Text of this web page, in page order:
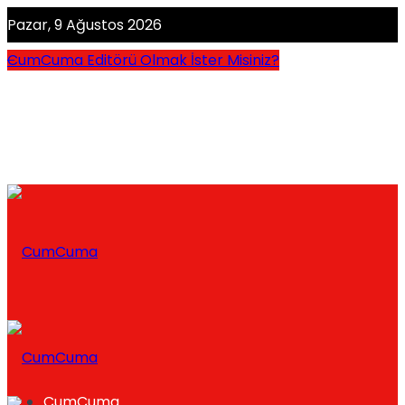
Pazar, 9 Ağustos 2026
CumCuma Editörü Olmak İster Misiniz?